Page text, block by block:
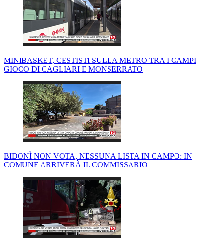
MINIBASKET, CESTISTI SULLA METRO TRA I CAMPI
GIOCO DI CAGLIARI E MONSERRATO
BIDONÌ NON VOTA, NESSUNA LISTA IN CAMPO: IN
COMUNE ARRIVERÀ IL COMMISSARIO